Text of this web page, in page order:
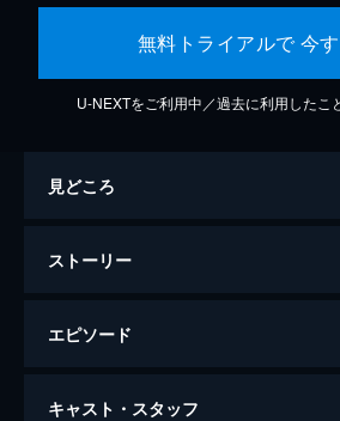
無料トライアルで 今
U-NEXTをご利用中／過去に利用したこ
見どころ
ストーリー
エピソード
ウォンカとチョコレート工場のはじまり
キャスト・スタッフ